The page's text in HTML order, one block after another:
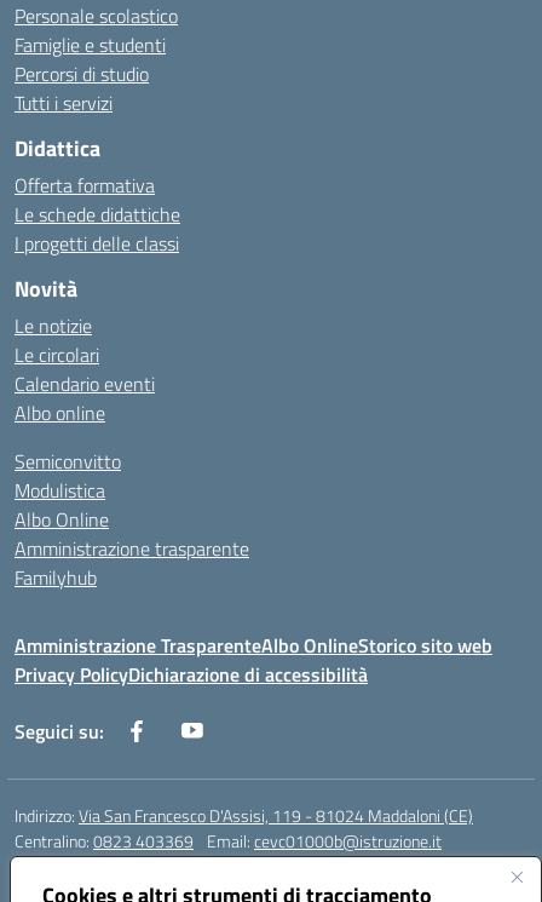
Cookies e altri strumenti di tracciamento
Personale scolastico
Famiglie e studenti
Percorsi di studio
Tutti i servizi
Didattica
Offerta formativa
Le schede didattiche
I progetti delle classi
Novità
Le notizie
Le circolari
Calendario eventi
Albo online
Semiconvitto
Modulistica
Albo Online
Amministrazione trasparente
Familyhub
Amministrazione TrasparenteAlbo OnlineStorico sito web
Privacy PolicyDichiarazione di accessibilità
Seguici su:
Indirizzo:Via San Francesco D'Assisi, 119 - 81024 Maddaloni (CE)
Centralino:0823 403369 Email:cevc01000b@istruzione.it
Posta elettronica certificata (PEC):